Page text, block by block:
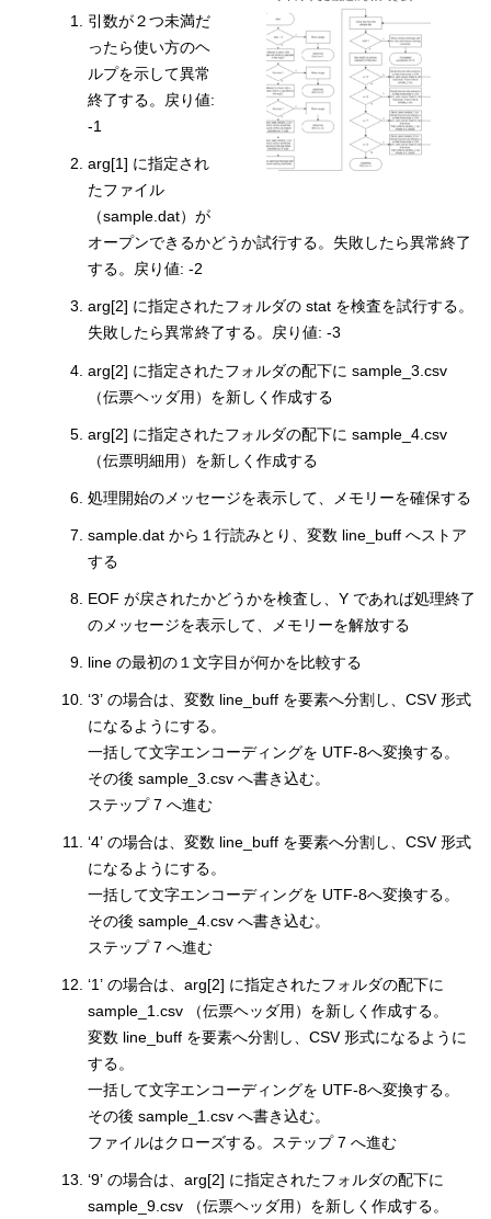
引数が２つ未満だ
ったら使い方のヘ
ルプを示して異常
終了する。戻り値:
-1
arg[1] に指定され
たファイル
（sample.dat）が
オープンできるかどうか試行する。失敗したら異常終了
する。戻り値: -2
arg[2] に指定されたフォルダの stat を検査を試行する。
失敗したら異常終了する。戻り値: -3
arg[2] に指定されたフォルダの配下に sample_3.csv
（伝票ヘッダ用）を新しく作成する
arg[2] に指定されたフォルダの配下に sample_4.csv
（伝票明細用）を新しく作成する
処理開始のメッセージを表示して、メモリーを確保する
sample.dat から１行読みとり、変数 line_buff へストア
する
EOF が戻されたかどうかを検査し、Y であれば処理終了
のメッセージを表示して、メモリーを解放する
line の最初の１文字目が何かを比較する
‘3’ の場合は、変数 line_buff を要素へ分割し、CSV 形式
になるようにする。
一括して文字エンコーディングを UTF-8へ変換する。
その後 sample_3.csv へ書き込む。
ステップ 7 へ進む
‘4’ の場合は、変数 line_buff を要素へ分割し、CSV 形式
になるようにする。
一括して文字エンコーディングを UTF-8へ変換する。
その後 sample_4.csv へ書き込む。
ステップ 7 へ進む
‘1’ の場合は、arg[2] に指定されたフォルダの配下に
sample_1.csv （伝票ヘッダ用）を新しく作成する。
変数 line_buff を要素へ分割し、CSV 形式になるように
する。
一括して文字エンコーディングを UTF-8へ変換する。
その後 sample_1.csv へ書き込む。
ファイルはクローズする。ステップ 7 へ進む
‘9’ の場合は、arg[2] に指定されたフォルダの配下に
sample_9.csv （伝票ヘッダ用）を新しく作成する。